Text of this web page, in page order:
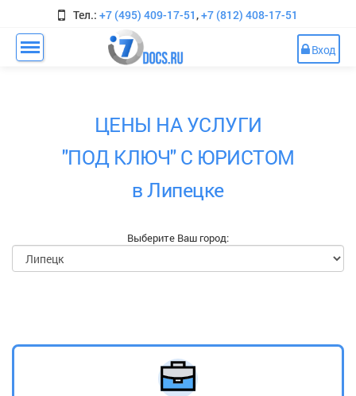
Тел.: +7 (495) 409-17-51,+7 (812) 408-17-51
Вход
ЦЕНЫ НА УСЛУГИ
"ПОД КЛЮЧ" С ЮРИСТОМ
в Липецке
Выберите Ваш город: